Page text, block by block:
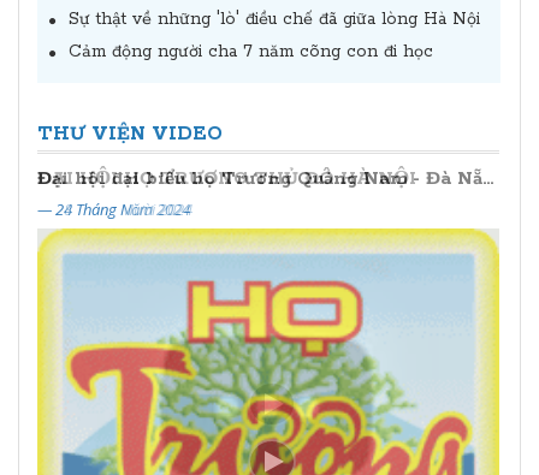
Sự thật về những 'lò' điều chế đã giữa lòng Hà Nội
Cảm động người cha 7 năm cõng con đi học
THƯ VIỆN VIDEO
Đại hội đại biểu họ Trương Quảng Nam - Đà Nẵng lần thứ II (2024 - 2029)
— 24 Tháng Năm 2024